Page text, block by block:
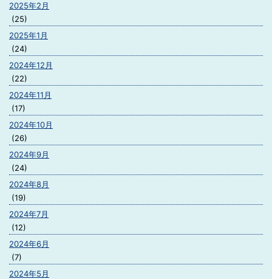
2025年2月
(25)
2025年1月
(24)
2024年12月
(22)
2024年11月
(17)
2024年10月
(26)
2024年9月
(24)
2024年8月
(19)
2024年7月
(12)
2024年6月
(7)
2024年5月